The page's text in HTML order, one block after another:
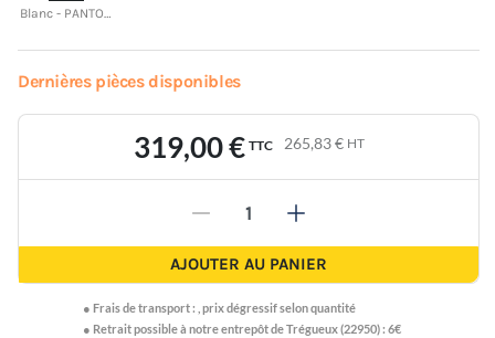
Blanc - PANTONE 11-0601 TCX
Dernières pièces disponibles
319,00 € TTC 265,83 € HT
- +
AJOUTER AU PANIER
● Frais de transport : prix dégressif selon quantité
● Retrait possible à notre entrepôt de Trégueux (22950) : 6€